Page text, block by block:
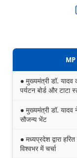
● मुख्यमंत्री डॉ. यादव
पर्यटन बोर्ड और
● मुख्यमंत्री डॉ. यादव
सौजन्य भेंट
● मध्यप्रदेश द्वारा
विश्वभर में चर्चा